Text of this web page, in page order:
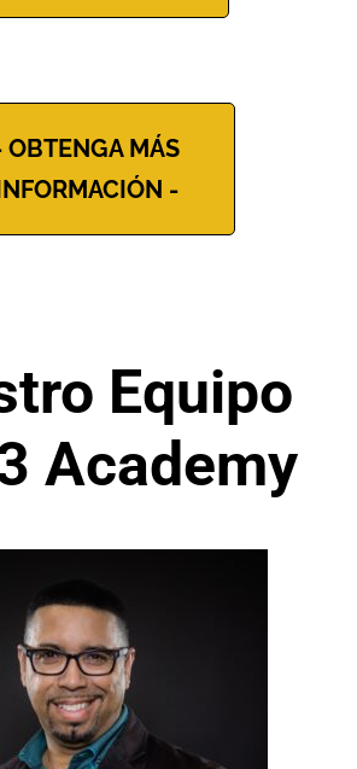
OBTENGA MÁS
-
Equipo
Academy